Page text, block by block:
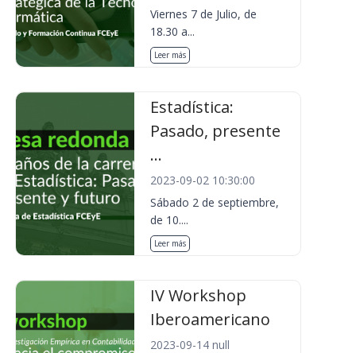
Viernes 7 de Julio, de
18.30 a...
Leer más
Estadística:
Pasado, presente
...
2023-09-02 10:30:00
Sábado 2 de septiembre,
de 10....
Leer más
IV Workshop
Iberoamericano
2023-09-14 null